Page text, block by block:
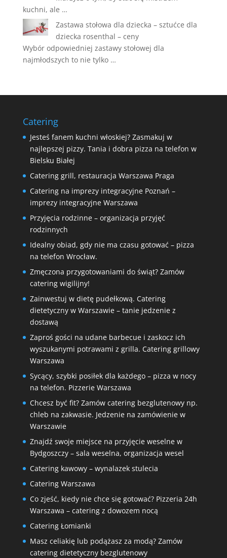
kuchni, ale …
Zastawa stołowa dla dziecka – sztućce dla
dziecka rosenthal – ceny
Wybór odpowiedniej zastawy stołowej dla
najmłodszych to nie tylko …
Catering
Jesteś fanem kuchni włoskiej? Zasmakuj w
najlepszej pizzy. Tania i dobra pizza na telefon w
Bielsku Białej
Catering grill, restauracja Warszawa Praga
Catering na imprezy integracyjne Poznań –
imprezy integracyjne Warszawa
Przyjęcia rodzinne – organizacja przyjęć
rodzinnych
Idealny obiad, gdy nie ma czasu gotować – pizza
na telefon Wrocław.
Zmęczona przygotowaniami do świąt? Zamów
catering wigilijny!
Zainwestuj w dietę pudełkową. Catering
dietetyczny w Warszawie – tanie jedzenie z
dostawą
Zaproś gości na udane barbecue i zaskocz ich
wyszukanymi potrawami z grilla. Catering grillowy
Warszawa
Sycący, szybki posiłek dla każdego – pizza w nocy
na telefon. Pizzerie Warszawa
Chcesz być fit? Zamów catering bezglutenowy np.
chleb na zakwasie. Jedzenie na zamówienie w
Warszawie
Znajdź swoje miejsce na przyjęcie weselne w
Bydgoszczy – sala weselna, organizacja wesel
Catering kawowy – wynalazek stulecia
Catering Warszawa
Co zjeść, kiedy nie chce się gotować? Pizzeria 24h
Warszawa – catering z dowozem nocą
Catering Łomianki
Masz celiakię lub podążasz za modą? Zamów
catering dietetyczny bezglutenowy